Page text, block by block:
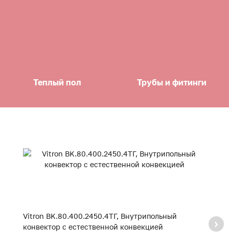
Теплый пол Трубы и фитинги
Vitron BK.80.400.2450.4ТГ, Внутрипольный
конвектор с естественной конвекцией